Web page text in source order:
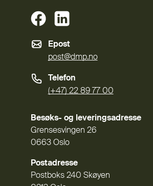
(Ekstern lenke)
Epost
post@dmp.no
Telefon
(+47) 22 89 77 00
Besøks- og leveringsadresse
Grensesvingen 26
0663 Oslo
Postadresse
Postboks 240 Skøyen